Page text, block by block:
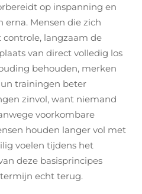
op inspanning en
Mensen die zich
langzaam de
van direct volledig los
behouden, merken
trainingen beter
zinvol, want niemand
voorkombare
houden langer vol met
voelen tijdens het
deze basisprincipes
echt terug.